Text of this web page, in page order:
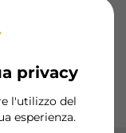
privacy
l'utilizzo del
esperienza.